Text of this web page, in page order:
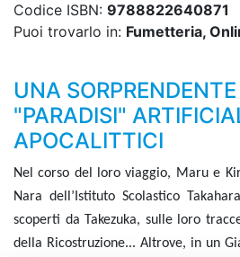
Codice ISBN: 9788822640871
Puoi trovarlo in: Fumetteria,
UNA
"PARADISI"
APOCALITTICI
Nel corso del loro viaggio, Maru e
Nara dell’Istituto Scolastico
scoperti da Takezuka, sulle loro
della Ricostruzione... Altrove, in un